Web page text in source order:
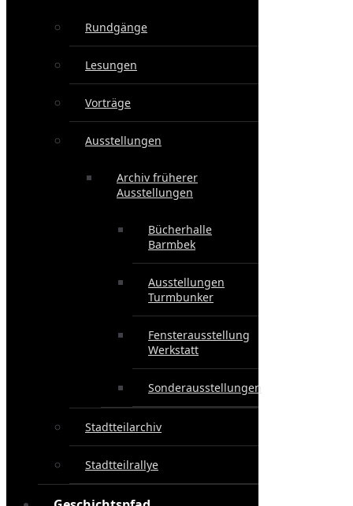
Rundgänge
Lesungen
Vorträge
Ausstellungen
Archiv früherer
Ausstellungen
Bücherhalle
Barmbek
Ausstellungen
Turmbunker
Fensterausstellung
Werkstatt
Sonderausstellungen
Stadtteilarchiv
Stadtteilrallye